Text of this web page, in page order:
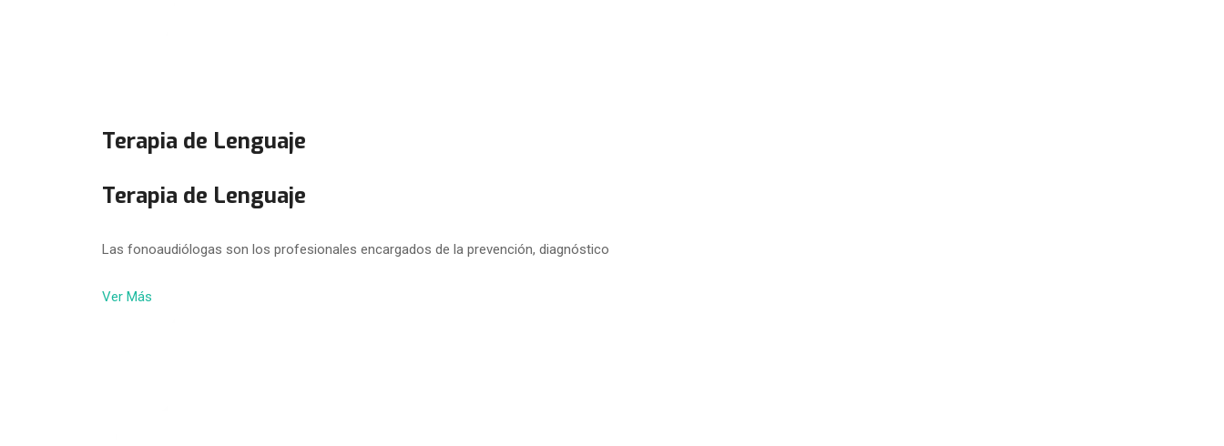
Terapia de Lenguaje
Terapia de Lenguaje
Las fonoaudiólogas son los profesionales encargados de la prevención, diagnóstico
Ver Más